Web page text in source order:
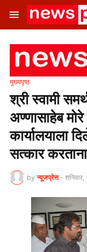
मुख्यपृष्ठ
श्री स्वामी
अण्णासाहेब
कार्यालयाला
सत्कार
by न्यूजप्रेस -